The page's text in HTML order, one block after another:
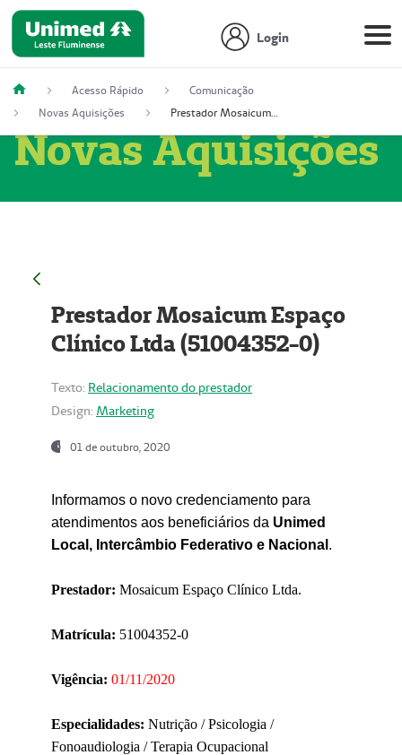
Login
Acesso Rápido
Comunicação
Novas Aquisições
Prestador Mosaicum Espaço Clínico Ltda (51004352-0)
Novas Aquisições
Prestador Mosaicum Espaço
Clínico Ltda (51004352-0)
Texto: Relacionamento do prestador
Design: Marketing
01 de outubro, 2020
Informamos o novo credenciamento para
atendimentos aos beneficiários da Unimed
Local, Intercâmbio Federativo e Nacional .
Prestador: Mosaicum Espaço Clínico Ltda.
Matrícula: 51004352-0
Vigência: 01/11/2020
Especialidades: Nutrição / Psicologia /
Fonoaudiologia / Terapia Ocupacional